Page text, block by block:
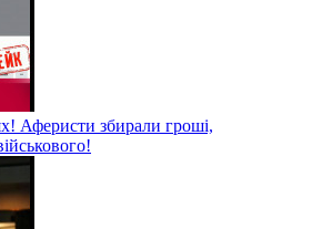
Аферисти збирали гроші,